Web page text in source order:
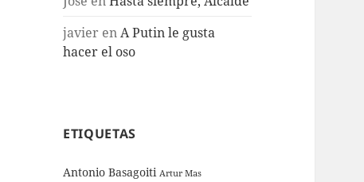
javier enA Putin le gusta
hacer el oso
ETIQUETAS
Antonio Basagoiti Artur Mas